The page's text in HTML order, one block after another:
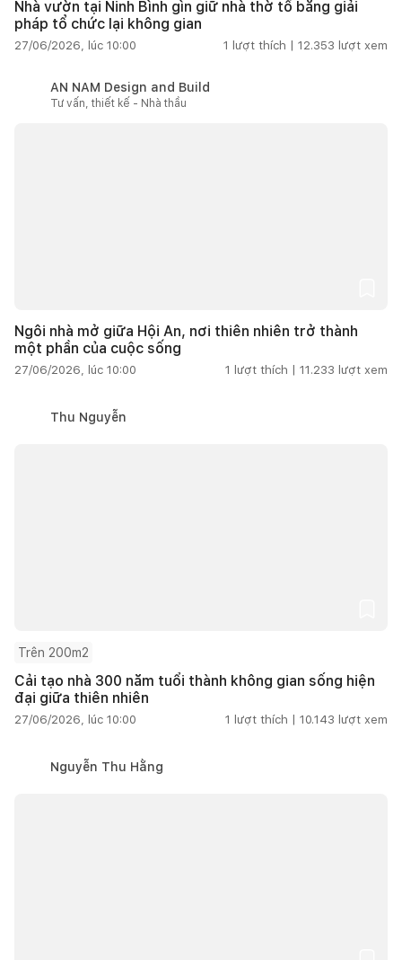
Nhà vườn tại Ninh Bình gìn giữ nhà thờ tổ bằng giải
pháp tổ chức lại không gian
27/06/2026, lúc 10:00 1 lượt thích | 12.353 lượt xem
AN NAM Design and Build
Tư vấn, thiết kế - Nhà thầu
Ngôi nhà mở giữa Hội An, nơi thiên nhiên trở thành
một phần của cuộc sống
27/06/2026, lúc 10:00 1 lượt thích | 11.233 lượt xem
Thu Nguyễn
Trên 200m2
Cải tạo nhà 300 năm tuổi thành không gian sống hiện
đại giữa thiên nhiên
27/06/2026, lúc 10:00 1 lượt thích | 10.143 lượt xem
Nguyễn Thu Hằng